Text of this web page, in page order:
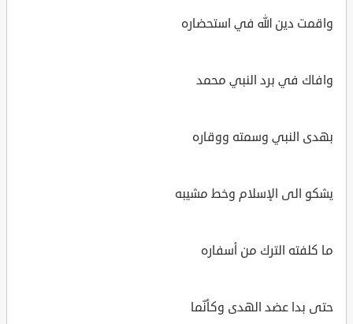
واقمت دين الله في استحضاره
وافاك في برد النبي محمد
بهدى النبي وسمته ووقاره
يشكو الى الإسلام وخط مشيبه
ما كلفته الترك من أسفاره
حتى بدا عضد الهدى وكأنّما